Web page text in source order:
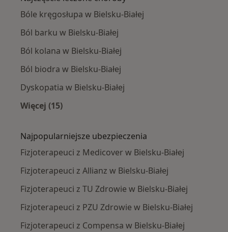
Bóle kręgosłupa w Bielsku-Białej
Ból barku w Bielsku-Białej
Ból kolana w Bielsku-Białej
Ból biodra w Bielsku-Białej
Dyskopatia w Bielsku-Białej
Więcej (15)
Najpopularniejsze ubezpieczenia
Fizjoterapeuci z Medicover w Bielsku-Białej
Fizjoterapeuci z Allianz w Bielsku-Białej
Fizjoterapeuci z TU Zdrowie w Bielsku-Białej
Fizjoterapeuci z PZU Zdrowie w Bielsku-Białej
Fizjoterapeuci z Compensa w Bielsku-Białej